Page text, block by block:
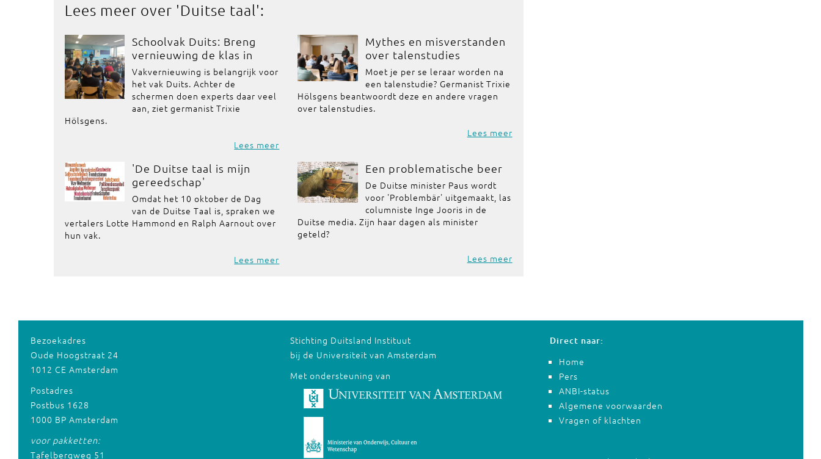
Lees meer over 'Duitse taal':
Schoolvak Duits: Breng
vernieuwing de klas in
Vakvernieuwing is belangrijk voor
het vak Duits. Achter de
schermen doen experts daar veel
aan, ziet germanist Trixie
Hölsgens.
Lees meer
Mythes en misverstanden
over talenstudies
Moet je per se leraar worden na
een talenstudie? Germanist Trixie
Hölsgens beantwoordt deze en andere vragen
over talenstudies.
Lees meer
'De Duitse taal is mijn
gereedschap'
Omdat het 10 oktober de Dag
van de Duitse Taal is, spraken we
vertalers Lotte Hammond en Ralph Aarnout over
hun vak.
Lees meer
Een problematische beer
De Duitse minister Paus wordt
voor 'Problembär' uitgemaakt, las
columniste Inge Jooris in de
Duitse media. Zijn haar dagen als minister
geteld?
Lees meer
Bezoekadres
Oude Hoogstraat 24
1012 CE Amsterdam
Postadres
Postbus 1628
1000 BP Amsterdam
voor pakketten:
Tafelbergweg 51
Stichting Duitsland Instituut
bij de Universiteit van Amsterdam
Met ondersteuning van
Direct naar:
Home
Pers
ANBI-status
Algemene voorwaarden
Vragen of klachten